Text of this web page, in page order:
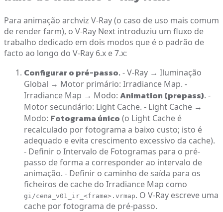
Para animação archviz V-Ray (o caso de uso mais comum
de render farm), o V-Ray Next introduziu um fluxo de
trabalho dedicado em dois modos que é o padrão de
facto ao longo do V-Ray 6.x e 7.x:
Configurar o pré-passo. - V-Ray → Iluminação
Global → Motor primário: Irradiance Map. -
Irradiance Map → Modo: Animation (prepass). -
Motor secundário: Light Cache. - Light Cache →
Modo: Fotograma único (o Light Cache é
recalculado por fotograma a baixo custo; isto é
adequado e evita crescimento excessivo da cache).
- Definir o Intervalo de Fotogramas para o pré-
passo de forma a corresponder ao intervalo de
animação. - Definir o caminho de saída para os
ficheiros de cache do Irradiance Map como
gi/cena_v01_ir_<frame>.vrmap. O V-Ray escreve uma
cache por fotograma de pré-passo.